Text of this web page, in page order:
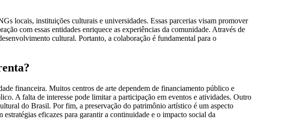
locais, instituições culturais e universidades. Essas parcerias visam promover
com essas entidades enriquece as experiências da comunidade. Através de
cultural. Portanto, a colaboração é fundamental para o
financeira. Muitos centros de arte dependem de financiamento público e
A falta de interesse pode limitar a participação em eventos e atividades. Outro
do Brasil. Por fim, a preservação do patrimônio artístico é um aspecto
eficazes para garantir a continuidade e o impacto social da